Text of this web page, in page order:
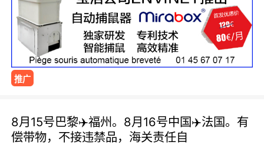
推广
8月15号巴黎✈️福州。8月16号中国✈️法国。有
偿带物，不接违禁品，海关责任自